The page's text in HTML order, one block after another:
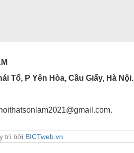
Tổ, P Yên Hòa, Cầu Giấy, Hà Nội.
trì bởi BICTweb.vn